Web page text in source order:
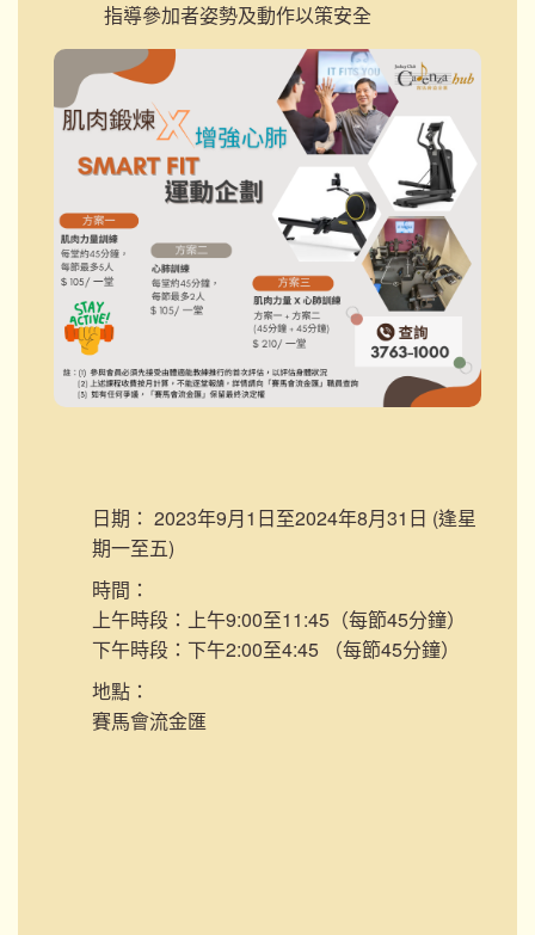
指導參加者姿勢及動作以策安全
日期： 2023年9月1日至2024年8月31日 (逢星
期一至五)
時間：
上午時段：上午9:00至11:45（每節45分鐘）
下午時段：下午2:00至4:45 （每節45分鐘）
地點：
賽馬會流金匯